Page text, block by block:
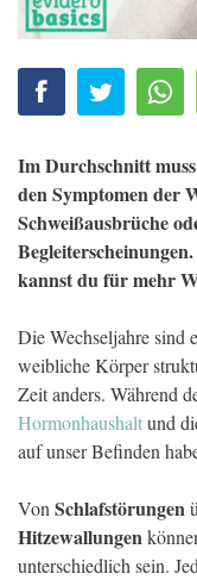
Im Durchschnitt
den Symptomen der
Schweißausbrüche
kannst du für mehr
Die Wechseljahre sind
weibliche Körper
Zeit anders. Während
Hormonhaushaltund
auf unser Befinden
Von Schlafstörungen
Hitzewallungen
unterschiedlich sein.